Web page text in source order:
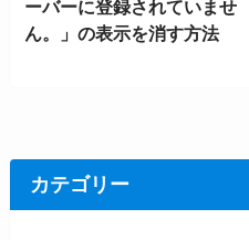
ーバーに登録されていませ
ん。」の表示を消す方法
カテゴリー